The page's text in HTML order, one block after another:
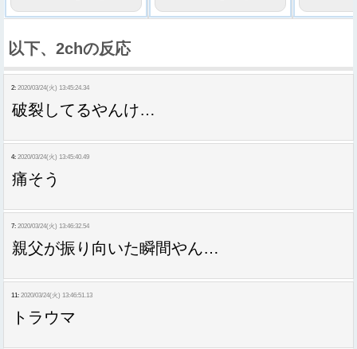
以下、2chの反応
2: 2020/03/24(火) 13:45:24.34
破裂してるやんけ…
4: 2020/03/24(火) 13:45:40.49
痛そう
7: 2020/03/24(火) 13:46:32.54
親父が振り向いた瞬間やん…
11: 2020/03/24(火) 13:46:51.13
トラウマ